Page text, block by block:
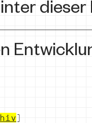
dieser
)